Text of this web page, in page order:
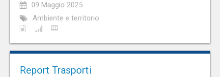
09 Maggio 2025
Ambiente e territorio
Report Trasporti